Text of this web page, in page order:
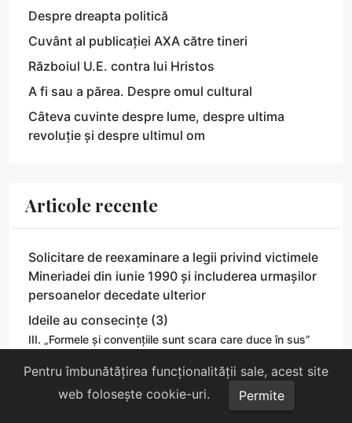
Despre dreapta politică
Cuvânt al publicației AXA către tineri
Războiul U.E. contra lui Hristos
A fi sau a părea. Despre omul cultural
Câteva cuvinte despre lume, despre ultima
revoluție și despre ultimul om
Articole recente
Solicitare de reexaminare a legii privind victimele
Mineriadei din iunie 1990 și includerea urmașilor
persoanelor decedate ulterior
Ideile au consecințe (3)
III. „Formele și convențiile sunt scara care duce în sus”
Ideile au consecințe (2)
II. „Omul modern și-a cam risipit averea moștenită”
Pentru îmbunătățirea funcționalității sale, acest site
web folosește cookie-uri.
Permite